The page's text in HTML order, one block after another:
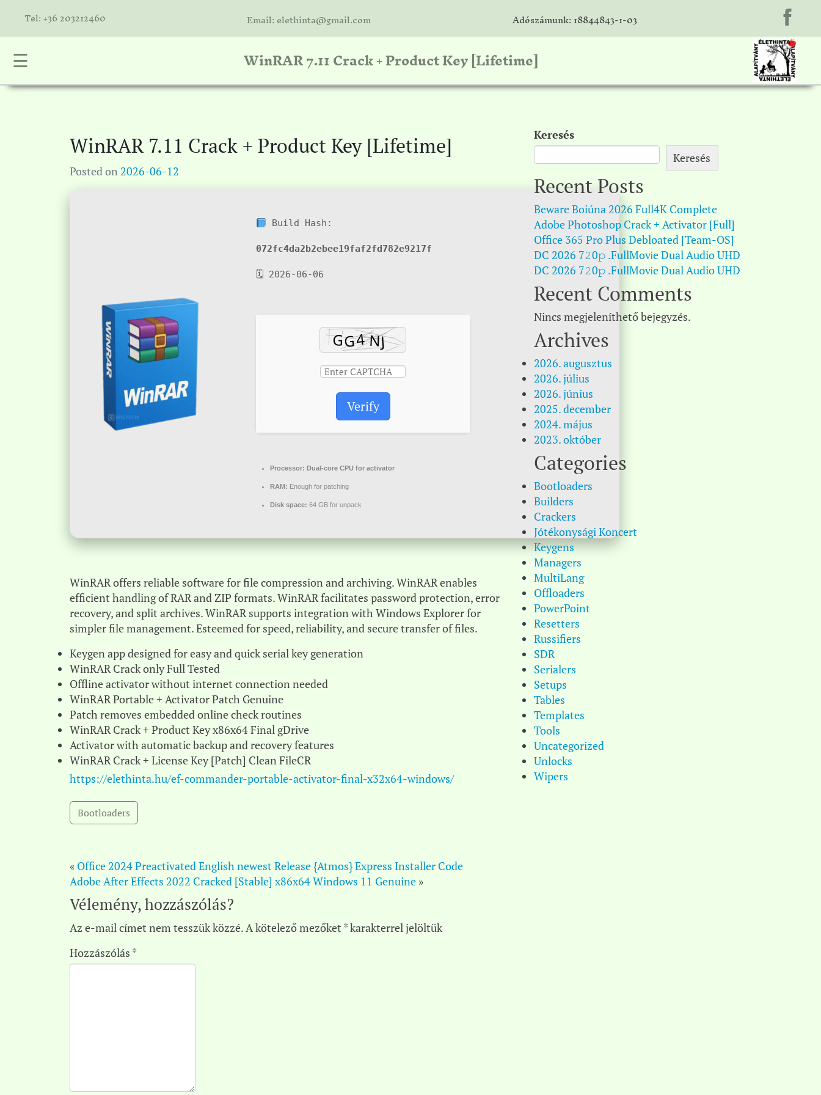
Tel: +36 203212460 Email: elethinta@gmail.com Adószámunk: 18844843-1-03
☰ WinRAR 7.11 Crack + Product Key [Lifetime]
WinRAR 7.11 Crack + Product Key [Lifetime]
Posted on 2026-06-12
Build Hash:
072fc4da2b2ebee19faf2fd782e9217f
🗓 2026-06-06
Verify
Processor: Dual-core CPU for activator
RAM: Enough for patching
Disk space: 64 GB for unpack
WinRAR offers reliable software for file compression and archiving. WinRAR enables
efficient handling of RAR and ZIP formats. WinRAR facilitates password protection, error
recovery, and split archives. WinRAR supports integration with Windows Explorer for
simpler file management. Esteemed for speed, reliability, and secure transfer of files.
Keygen app designed for easy and quick serial key generation
WinRAR Crack only Full Tested
Offline activator without internet connection needed
WinRAR Portable + Activator Patch Genuine
Patch removes embedded online check routines
WinRAR Crack + Product Key x86x64 Final gDrive
Activator with automatic backup and recovery features
WinRAR Crack + License Key [Patch] Clean FileCR
https://elethinta.hu/ef-commander-portable-activator-final-x32x64-windows/
Bootloaders
« Office 2024 Preactivated English newest Release {Atmos} Express Installer Code
Adobe After Effects 2022 Cracked [Stable] x86x64 Windows 11 Genuine »
Keresés
Keresés
Recent Posts
Beware Boiúna 2026 Full4K Complete
Adobe Photoshop Crack + Activator [Full]
Office 365 Pro Plus Debloated [Team-OS]
DC 2026 7𝟸0𝚙 .FullMov𝗂e Dual Audio UHD
DC 2026 7𝟸0𝚙 .FullMov𝗂e Dual Audio UHD
Recent Comments
Nincs megjeleníthető bejegyzés.
Archives
2026. augusztus
2026. július
2026. június
2025. december
2024. május
2023. október
Categories
Bootloaders
Builders
Crackers
Jótékonysági Koncert
Keygens
Managers
MultiLang
Offloaders
PowerPoint
Resetters
Russifiers
SDR
Serialers
Setups
Tables
Templates
Tools
Uncategorized
Unlocks
Wipers
Vélemény, hozzászólás?
Az e-mail címet nem tesszük közzé.A kötelező mezőket *karakterrel jelöltük
Hozzászólás *